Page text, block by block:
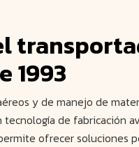
1993
y de manejo de
de fabricación
ofrecer soluciones